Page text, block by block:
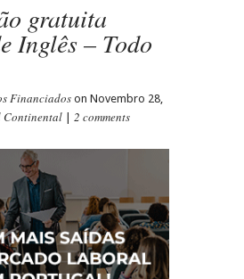
gratuita
Inglês – Todo
Financiados on Novembro 28,
Continental 2 comments